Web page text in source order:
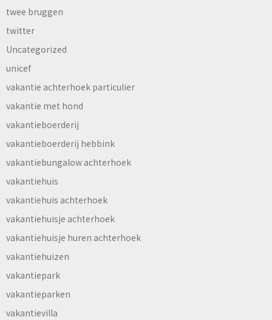
twee bruggen
twitter
Uncategorized
unicef
vakantie achterhoek particulier
vakantie met hond
vakantieboerderij
vakantieboerderij hebbink
vakantiebungalow achterhoek
vakantiehuis
vakantiehuis achterhoek
vakantiehuisje achterhoek
vakantiehuisje huren achterhoek
vakantiehuizen
vakantiepark
vakantieparken
vakantievilla